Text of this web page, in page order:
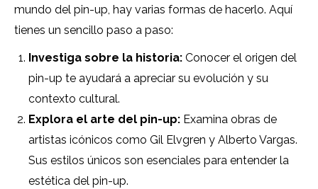
mundo del pin-up, hay varias formas de hacerlo. Aquí
tienes un sencillo paso a paso:
Investiga sobre la historia: Conocer el origen del
pin-up te ayudará a apreciar su evolución y su
contexto cultural.
Explora el arte del pin-up: Examina obras de
artistas icónicos como Gil Elvgren y Alberto Vargas.
Sus estilos únicos son esenciales para entender la
estética del pin-up.